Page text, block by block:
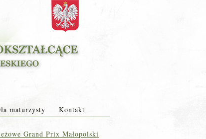
maturzysty Kontakt
Grand Prix Małopolski